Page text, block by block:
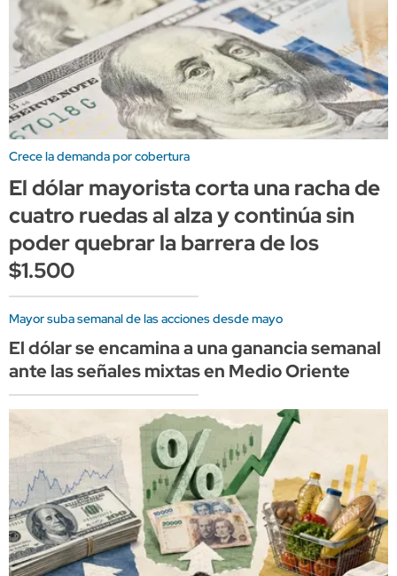
Crece la demanda por cobertura
El dólar mayorista corta una racha de
cuatro ruedas al alza y continúa sin
poder quebrar la barrera de los
$1.500
Mayor suba semanal de las acciones desde mayo
El dólar se encamina a una ganancia semanal
ante las señales mixtas en Medio Oriente